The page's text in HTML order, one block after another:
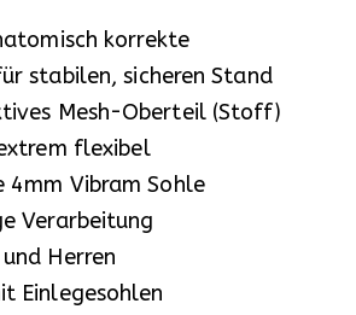
korrekte
stabilen, sicheren Stand
Mesh-Oberteil (Stoff)
flexibel
4mm Vibram Sohle
Verarbeitung
Herren
Einlegesohlen